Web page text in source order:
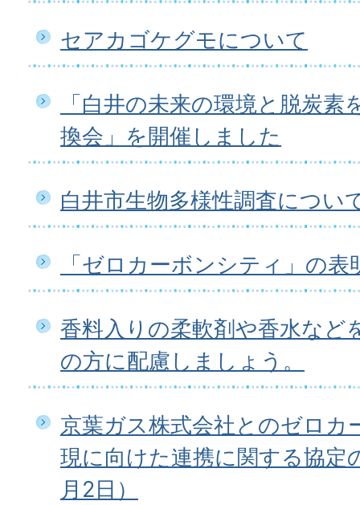
セアカゴケグモについて
「白井の未来の環境と脱炭素
換会」を開催しました
白井市生物多様性調査につい
「ゼロカーボンシティ」の
香料入りの柔軟剤や香水など
の方に配慮しましょう。
京葉ガス株式会社とのゼロカ
現に向けた連携に関する協定
月2日）